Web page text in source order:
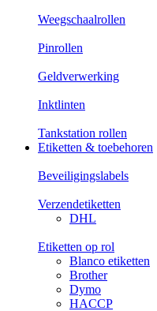
Weegschaalrollen
Pinrollen
Geldverwerking
Inktlinten
Tankstation rollen
Etiketten & toebehoren
Beveiligingslabels
Verzendetiketten
DHL
Etiketten op rol
Blanco etiketten
Brother
Dymo
HACCP